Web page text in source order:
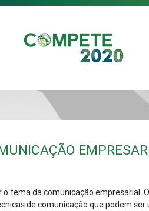
o tema da comunicação empresarial.
de comunicação que podem